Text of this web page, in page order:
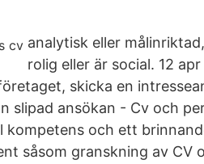
analytisk eller
rolig eller är social. 12
skicka en
slipad ansökan - Cv och
kompetens och ett
såsom granskning av CV